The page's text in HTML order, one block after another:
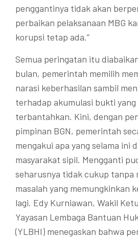
penggantinya tidak akan
perbaikan pelaksanaan MBG
korupsi tetap ada.”
Semua peringatan itu
bulan, pemerintah memilih
narasi keberhasilan sambil
terhadap akumulasi bukti
terbantahkan. Kini, dengan
pimpinan BGN, pemerintah
mengakui apa yang selama ini
masyarakat sipil. Mengganti
seharusnya tidak cukup tanpa
masalah yang memungkinkan
lagi. Edy Kurniawan, Wakil
Yayasan Lembaga Bantuan
(YLBHI) menegaskan bahwa